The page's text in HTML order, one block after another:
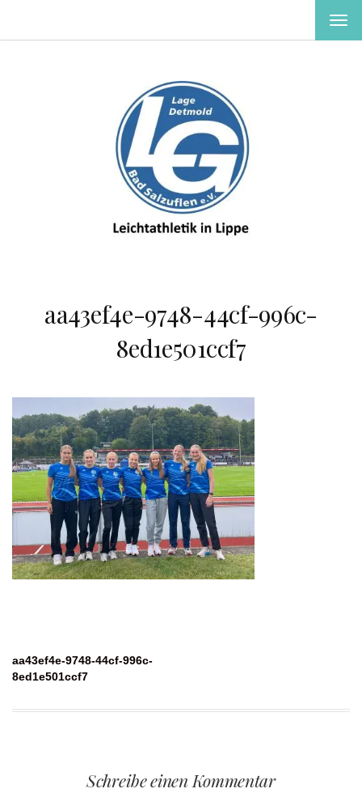
aa43ef4e-9748-44cf-996c-
8ed1e501ccf7
Beitragsnavigation
aa43ef4e-9748-44cf-996c-
8ed1e501ccf7
Schreibe einen Kommentar